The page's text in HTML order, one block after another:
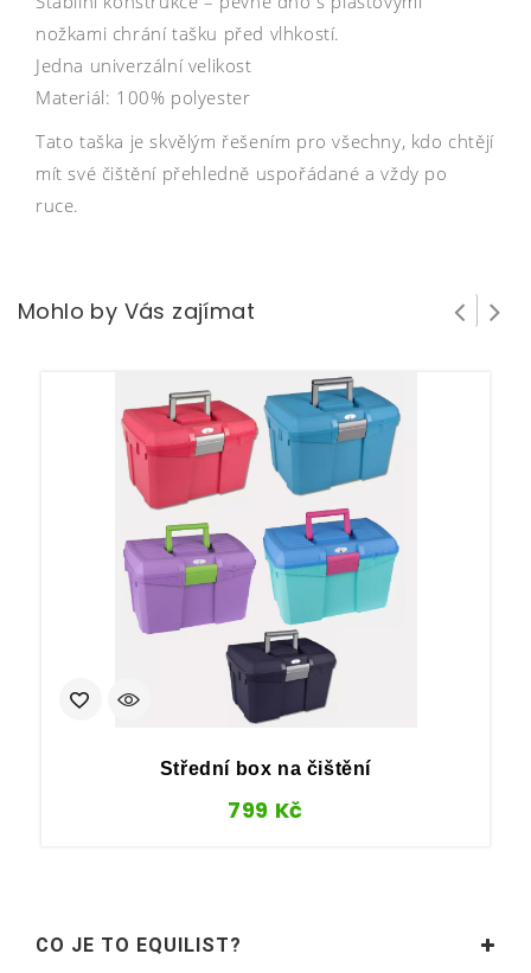
nožkami chrání tašku před vlhkostí.
Jedna univerzální velikost
Materiál: 100% polyester
Tato taška je skvělým řešením pro všechny, kdo chtějí
mít své čištění přehledně uspořádané a vždy po
ruce.
Mohlo by Vás zajímat
Střední box na čištění
799 Kč
CO JE TO EQUILIST?